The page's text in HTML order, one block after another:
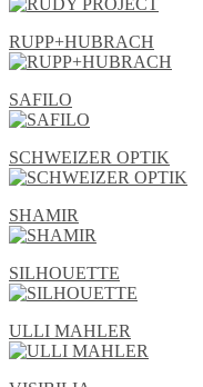
RUPP+HUBRACH
SAFILO
SCHWEIZER OPTIK
SHAMIR
SILHOUETTE
ULLI MAHLER